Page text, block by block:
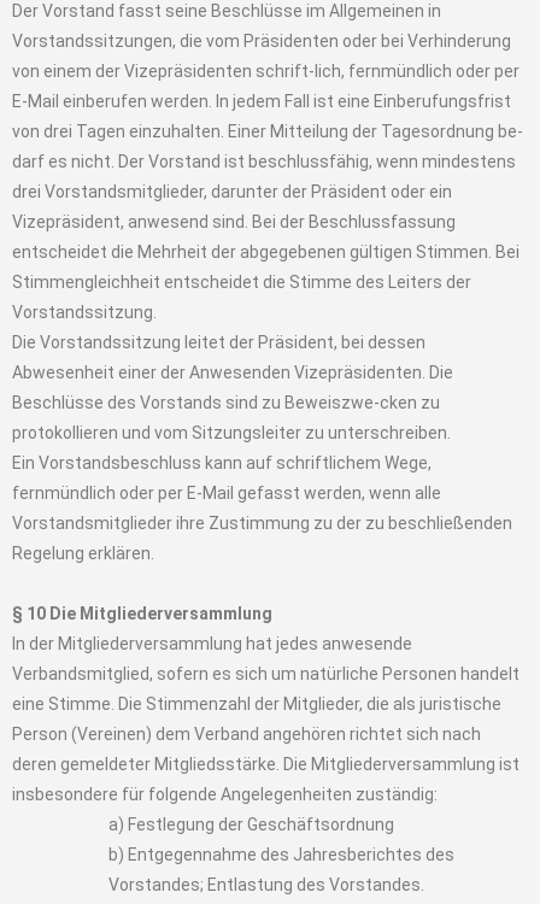
Der Vorstand fasst seine Beschlüsse im Allgemeinen in
Vorstandssitzungen, die vom Präsidenten oder bei Verhinderung
von einem der Vizepräsidenten schrift-lich, fernmündlich oder per
E-Mail einberufen werden. In jedem Fall ist eine Einberufungsfrist
von drei Tagen einzuhalten. Einer Mitteilung der Tagesordnung be-
darf es nicht. Der Vorstand ist beschlussfähig, wenn mindestens
drei Vorstandsmitglieder, darunter der Präsident oder ein
Vizepräsident, anwesend sind. Bei der Beschlussfassung
entscheidet die Mehrheit der abgegebenen gültigen Stimmen. Bei
Stimmengleichheit entscheidet die Stimme des Leiters der
Vorstandssitzung.
Die Vorstandssitzung leitet der Präsident, bei dessen
Abwesenheit einer der Anwesenden Vizepräsidenten. Die
Beschlüsse des Vorstands sind zu Beweiszwe-cken zu
protokollieren und vom Sitzungsleiter zu unterschreiben.
Ein Vorstandsbeschluss kann auf schriftlichem Wege,
fernmündlich oder per E-Mail gefasst werden, wenn alle
Vorstandsmitglieder ihre Zustimmung zu der zu beschließenden
Regelung erklären.
§ 10 Die Mitgliederversammlung
In der Mitgliederversammlung hat jedes anwesende
Verbandsmitglied, sofern es sich um natürliche Personen handelt
eine Stimme. Die Stimmenzahl der Mitglieder, die als juristische
Person (Vereinen) dem Verband angehören richtet sich nach
deren gemeldeter Mitgliedsstärke. Die Mitgliederversammlung ist
insbesondere für folgende Angelegenheiten zuständig:
a) Festlegung der Geschäftsordnung
b) Entgegennahme des Jahresberichtes des
Vorstandes; Entlastung des Vorstandes.